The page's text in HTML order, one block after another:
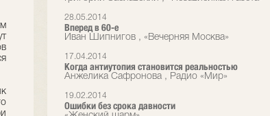
28.05.2014
Вперед в 60-е
Иван Шипнигов , «Вечерняя Москва»
17.04.2014
Когда антиутопия становится реальностью
Анжелика Сафронова , Радио «Мир»
19.02.2014
Ошибки без срока давности